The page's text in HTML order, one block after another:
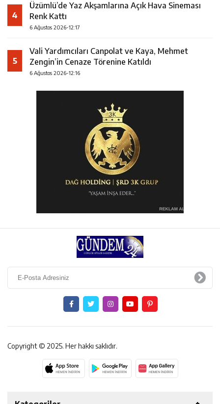
4
Üzümlü’de Yaz Akşamlarına Açık Hava Sineması
Renk Kattı
6 Ağustos 2026-12:17
5
Vali Yardımcıları Canpolat ve Kaya, Mehmet
Zengin’in Cenaze Törenine Katıldı
6 Ağustos 2026-12:16
Copyright © 2025. Her hakkı saklıdır.